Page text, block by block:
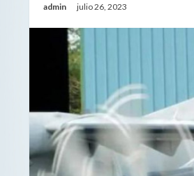
admin julio 26, 2023